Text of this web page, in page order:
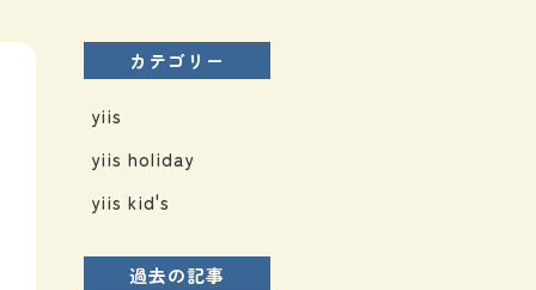
カテゴリー
yiis
yiis holiday
yiis kid's
過去の記事